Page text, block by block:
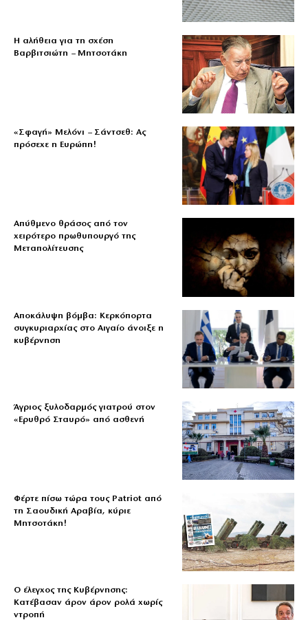
Η αλήθεια για τη σχέση
Βαρβιτσιώτη – Μητσοτάκη
«Σφαγή» Μελόνι – Σάντσεθ: Ας
πρόσεχε η Ευρώπη!
Απύθμενο θράσος από τον
χειρότερο πρωθυπουργό της
Μεταπολίτευσης
Αποκάλυψη βόμβα: Κερκόπορτα
συγκυριαρχίας στο Αιγαίο άνοιξε η
κυβέρνηση
Άγριος ξυλοδαρμός γιατρού στον
«Ερυθρό Σταυρό» από ασθενή
Φέρτε πίσω τώρα τους Patriot από
τη Σαουδική Αραβία, κύριε
Μητσοτάκη!
Ο έλεγχος της Κυβέρνησης:
Κατέβασαν άρον άρον ρολά χωρίς
ντροπή